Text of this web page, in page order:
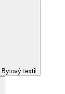
Bytový textil